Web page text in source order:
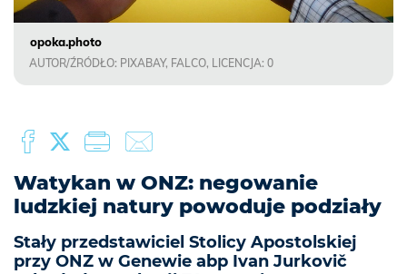
opoka.photo
AUTOR/ŹRÓDŁO: PIXABAY, FALCO, LICENCJA: 0
Watykan w ONZ: negowanie
ludzkiej natury powoduje podziały
Stały przedstawiciel Stolicy Apostolskiej
przy ONZ w Genewie abp Ivan Jurkovič